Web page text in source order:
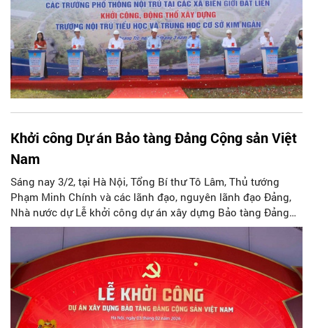
Khởi công Dự án Bảo tàng Đảng Cộng sản Việt
Nam
Sáng nay 3/2, tại Hà Nội, Tổng Bí thư Tô Lâm, Thủ tướng
Phạm Minh Chính và các lãnh đạo, nguyên lãnh đạo Đảng,
Nhà nước dự Lễ khởi công dự án xây dựng Bảo tàng Đảng
Cộng sản Việt Nam.